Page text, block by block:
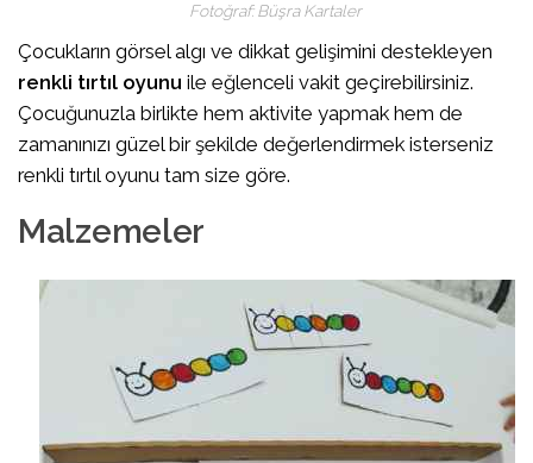
Fotoğraf: Büşra Kartaler
Çocukların görsel algı ve dikkat gelişimini destekleyen
renkli tırtıl oyunu ile eğlenceli vakit geçirebilirsiniz.
Çocuğunuzla birlikte hem aktivite yapmak hem de
zamanınızı güzel bir şekilde değerlendirmek isterseniz
renkli tırtıl oyunu tam size göre.
Malzemeler